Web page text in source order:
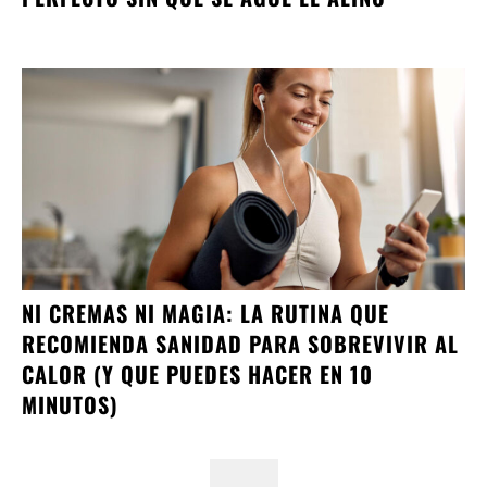
NI CREMAS NI MAGIA: LA RUTINA QUE
RECOMIENDA SANIDAD PARA SOBREVIVIR AL
CALOR (Y QUE PUEDES HACER EN 10
MINUTOS)